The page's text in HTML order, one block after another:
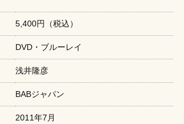
5,400円（税込）
DVD・ブルーレイ
浅井隆彦
BABジャパン
2011年7月